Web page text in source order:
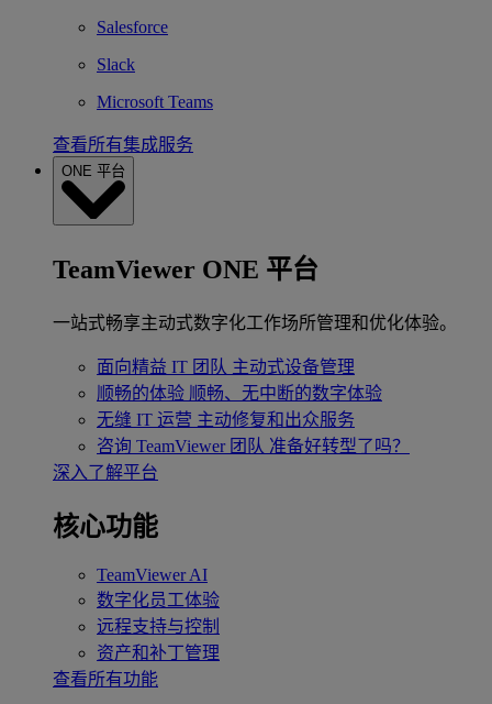
Salesforce
Slack
Microsoft Teams
查看所有集成服务
ONE 平台
TeamViewer ONE 平台
一站式畅享主动式数字化工作场所管理和优化体验。
面向精益 IT 团队 主动式设备管理
顺畅的体验 顺畅、无中断的数字体验
无缝 IT 运营 主动修复和出众服务
咨询 TeamViewer 团队 准备好转型了吗？
深入了解平台
核心功能
TeamViewer AI
数字化员工体验
远程支持与控制
资产和补丁管理
查看所有功能